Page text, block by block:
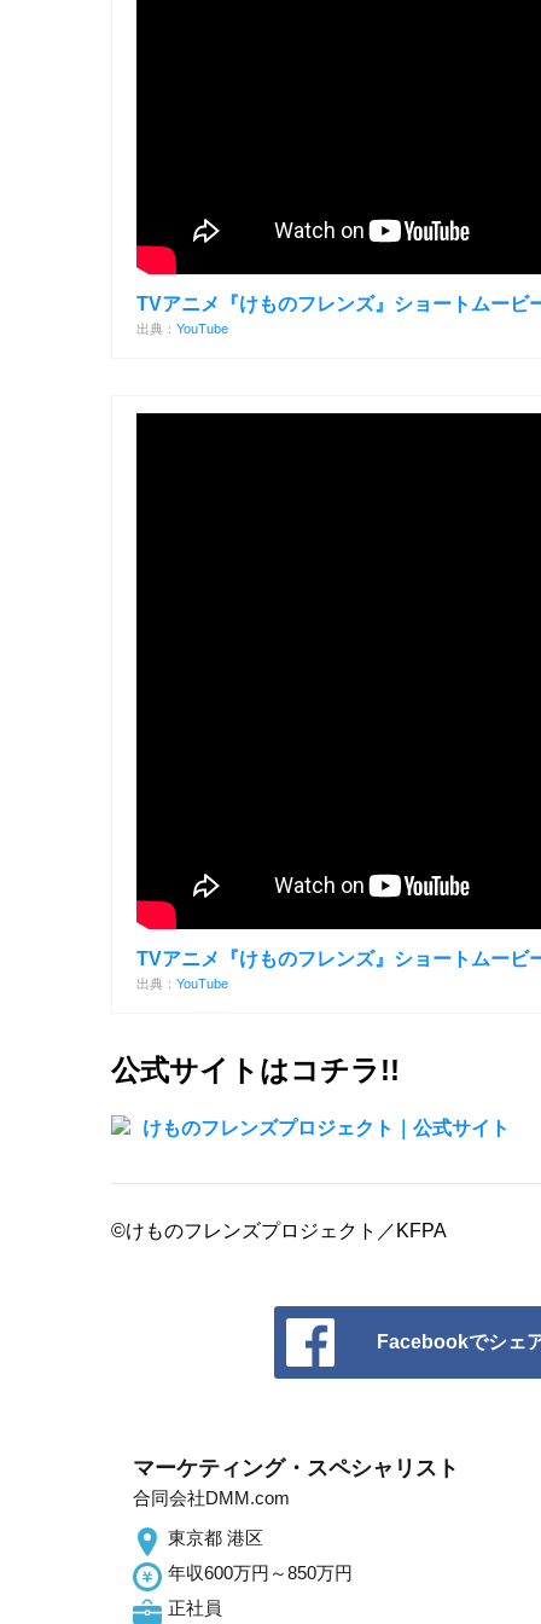
TVアニメ『けものフレンズ』ショートムー
出典： YouTube
TVアニメ『けものフレンズ』ショートムー
出典： YouTube
公式サイトはコチラ!!
けものフレンズプロジェクト｜公式サイト
©けものフレンズプロジェクト／KFPA
Facebookでシェ
マーケティング・スペシャリスト
合同会社DMM.com
東京都 港区
年収600万円～850万円
正社員